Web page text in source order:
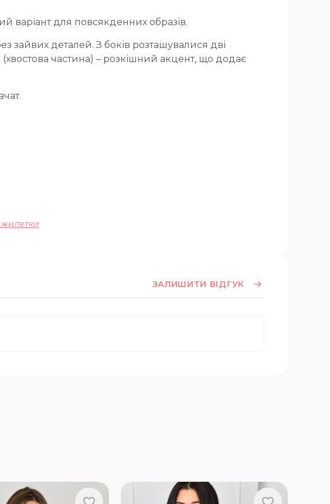
варіант для повсякденних образів.
зайвих деталей. З боків розташувалися дві
частина) – розкішний акцент, що додає
жилетки
ЗАЛИШИТИ ВІДГУК